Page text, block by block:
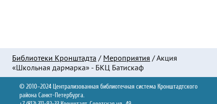
Библиотеки Кронштадта / Мероприятия /Акция
«Школьная дармарка» - БКЦ Батискаф
© 2010–2024 Централизованная библиотечная система Кронштадтского
района Санкт-Петербурга.